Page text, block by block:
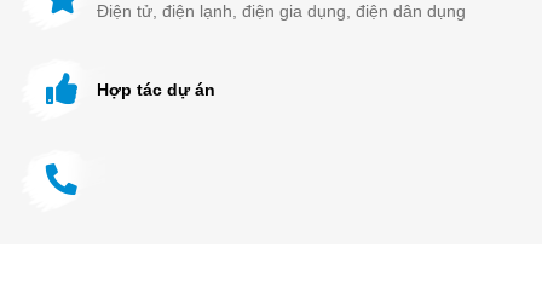
Điện tử, điện lạnh, điện gia dụng, điện dân dụng
Hợp tác dự án